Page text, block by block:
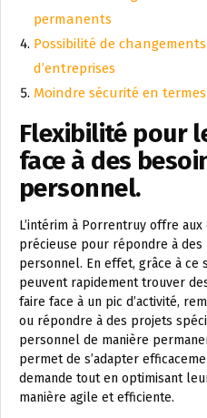
permanents
Possibilité de
d’entreprises
Moindre sécurité en
Flexibilité pour
face à des
personnel.
L’intérim à Porrentruy offre
précieuse pour répondre à
personnel. En effet, grâce à ce
peuvent rapidement trouver
faire face à un pic d’activité,
ou répondre à des projets
personnel de manière
permet de s’adapter
demande tout en optimisant
manière agile et efficiente.